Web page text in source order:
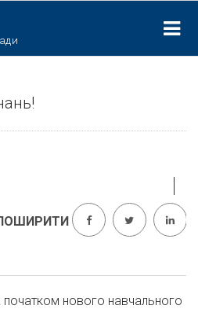
нового навчального